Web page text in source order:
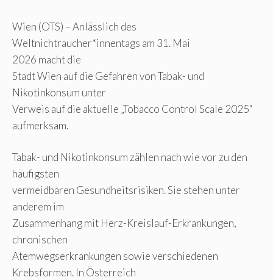
Wien (OTS) – Anlässlich des
Weltnichtraucher*innentags am 31. Mai
2026 macht die
Stadt Wien auf die Gefahren von Tabak- und
Nikotinkonsum unter
Verweis auf die aktuelle „Tobacco Control Scale 2025“
aufmerksam.
Tabak- und Nikotinkonsum zählen nach wie vor zu den
häufigsten
vermeidbaren Gesundheitsrisiken. Sie stehen unter
anderem im
Zusammenhang mit Herz-Kreislauf-Erkrankungen,
chronischen
Atemwegserkrankungen sowie verschiedenen
Krebsformen. In Österreich